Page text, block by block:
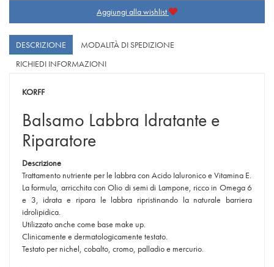
Aggiungi alla wishlist
DESCRIZIONE
MODALITÀ DI SPEDIZIONE
RICHIEDI INFORMAZIONI
KORFF
Balsamo Labbra Idratante e
Riparatore
Descrizione
Trattamento nutriente per le labbra con Acido Ialuronico e Vitamina E.
La formula, arricchita con Olio di semi di Lampone, ricco in Omega 6
e 3, idrata e ripara le labbra ripristinando la naturale barriera
idrolipidica.
Utilizzato anche come base make up.
Clinicamente e dermatologicamente testato.
Testato per nichel, cobalto, cromo, palladio e mercurio.